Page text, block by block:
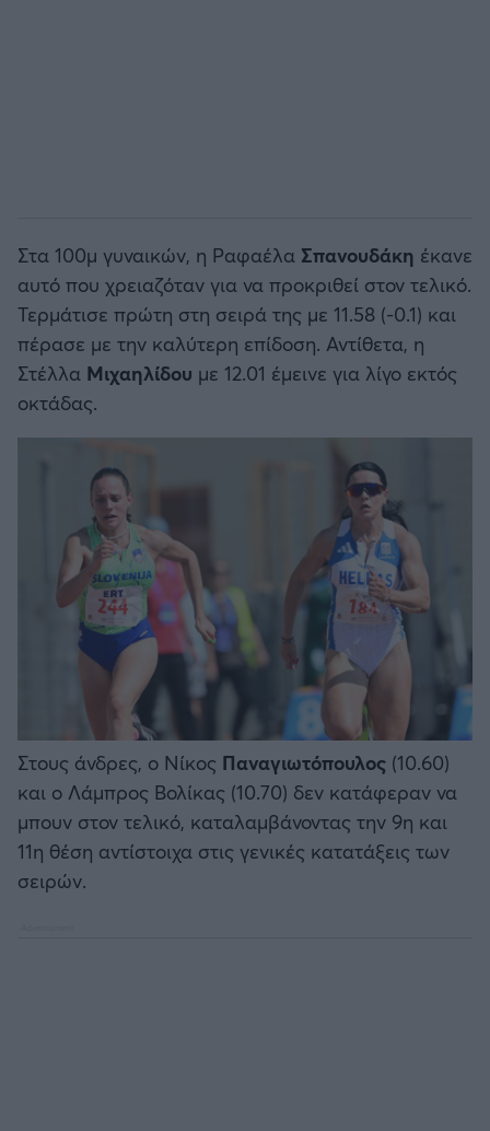
Στα 100μ γυναικών, η Ραφαέλα Σπανουδάκη έκανε
αυτό που χρειαζόταν για να προκριθεί στον τελικό.
Τερμάτισε πρώτη στη σειρά της με 11.58 (-0.1) και
πέρασε με την καλύτερη επίδοση. Αντίθετα, η
Στέλλα Μιχαηλίδου με 12.01 έμεινε για λίγο εκτός
οκτάδας.
Στους άνδρες, ο Νίκος Παναγιωτόπουλος (10.60)
και ο Λάμπρος Βολίκας (10.70) δεν κατάφεραν να
μπουν στον τελικό, καταλαμβάνοντας την 9η και
11η θέση αντίστοιχα στις γενικές κατατάξεις των
σειρών.